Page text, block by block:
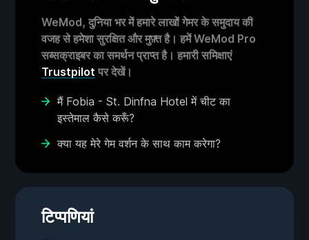
WeMod, दुनिया भर में हमारे लाखों गेमर के समुदाय की
वजह से हमेशा सुरक्षित और मुफ़्त है। हमें WeMod Pro
सब्सक्राइबर का समर्थन प्राप्त है। हमारी समिक्षाएं
Trustpilot पर देखें।
मैं Fobia - St. Dinfna Hotel में चीट का
इस्तेमाल कैसे करूँ?
क्या यह मेरे गेम वर्शन के साथ काम करेगा?
टिप्पणियां